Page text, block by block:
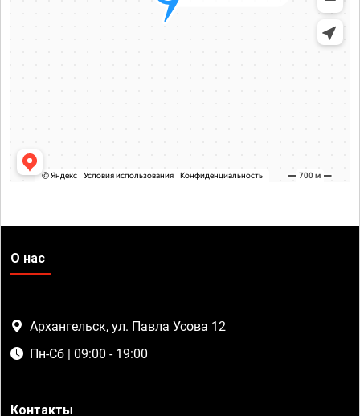
О нас
Архангельск, ул. Павла Усова 12
Пн-Сб | 09:00 - 19:00
Контакты